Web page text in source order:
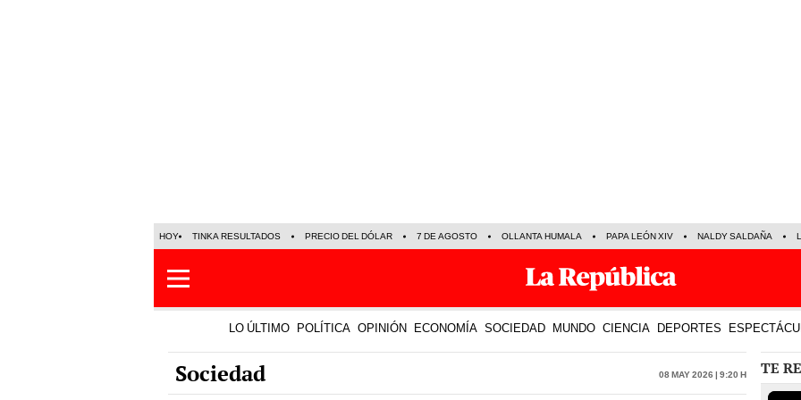
HOY TINKA RESULTADOS PRECIO DEL DÓLAR 7 DE AGOSTO OLLANTA HUMALA PAPA LEÓN XIV NALDY SALDAÑA
LO ÚLTIMO POLÍTICA OPINIÓN ECONOMÍA SOCIEDAD MUNDO CIENCIA DEPORTES
Sociedad 08 May 2026 | 9:20 h TE